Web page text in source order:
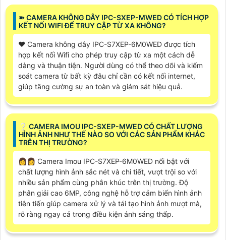
➽ CAMERA KHÔNG DÂY IPC-SXEP-MWED CÓ TÍCH HỢP
KẾT NỐI WIFI ĐỂ TRUY CẬP TỪ XA KHÔNG?
♥️ Camera không dây IPC-S7XEP-6M0WED được tích
hợp kết nối Wifi cho phép truy cập từ xa một cách dễ
dàng và thuận tiện. Người dùng có thể theo dõi và kiểm
soát camera từ bất kỳ đâu chỉ cần có kết nối internet,
giúp tăng cường sự an toàn và giám sát hiệu quả.
❔ CAMERA IMOU IPC-SXEP-MWED CÓ CHẤT LƯỢNG
HÌNH ẢNH NHƯ THẾ NÀO SO VỚI CÁC SẢN PHẨM KHÁC
TRÊN THỊ TRƯỜNG?
️👩‍👩 Camera Imou IPC-S7XEP-6M0WED nổi bật với
chất lượng hình ảnh sắc nét và chi tiết, vượt trội so với
nhiều sản phẩm cùng phân khúc trên thị trường. Độ
phân giải cao 6MP, công nghệ hỗ trợ cảm biến hình ảnh
tiên tiến giúp camera xử lý và tái tạo hình ảnh mượt mà,
rõ ràng ngay cả trong điều kiện ánh sáng thấp.